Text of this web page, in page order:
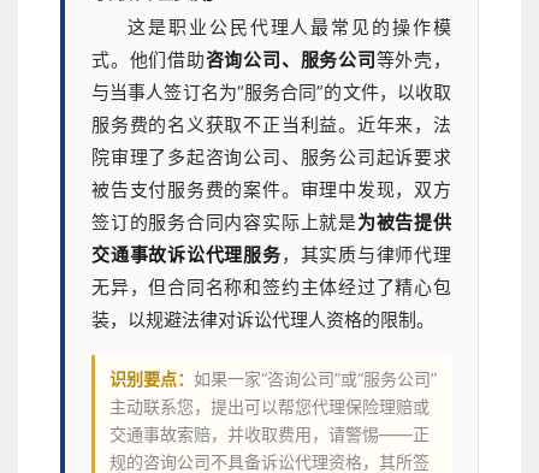
这是职业公民代理人最常见的操作模
式。他们借助咨询公司、服务公司等外壳，
与当事人签订名为“服务合同”的文件，以收取
服务费的名义获取不正当利益。近年来，法
院审理了多起咨询公司、服务公司起诉要求
被告支付服务费的案件。审理中发现，双方
签订的服务合同内容实际上就是为被告提供
交通事故诉讼代理服务，其实质与律师代理
无异，但合同名称和签约主体经过了精心包
装，以规避法律对诉讼代理人资格的限制。
识别要点： 如果一家“咨询公司”或“服务公司”
主动联系您，提出可以帮您代理保险理赔或
交通事故索赔，并收取费用，请警惕——正
规的咨询公司不具备诉讼代理资格，其所签